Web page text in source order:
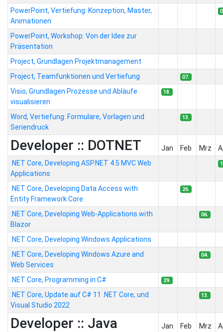
PowerPoint, Vertiefung: Konzeption, Master,
Animationen
PowerPoint, Workshop: Von der Idee zur
Präsentation
Project, Grundlagen Projektmanagement
Project, Teamfunktionen und Vertiefung
07.
Visio, Grundlagen Prozesse und Abläufe
visualisieren
18.
Word, Vertiefung: Formulare, Vorlagen und
Seriendruck
13.
Developer :: DOTNET Jan Feb Mrz
.NET Core, Developing ASP.NET 4.5 MVC Web
Applications
.NET Core, Developing Data Access with
Entity Framework Core
26.
.NET Core, Developing Web-Applications with
Blazor
06.
.NET Core, Developing Windows Applications
.NET Core, Developing Windows Azure and
Web Services
04.
.NET Core, Programming in C# 29.
.NET Core, Update auf C# 11 .NET Core, und
Visual Studio 2022
13.
Developer :: Java Jan Feb Mrz